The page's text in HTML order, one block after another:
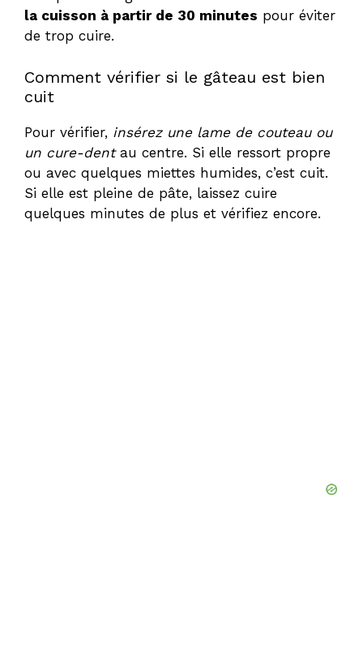
la cuisson à partir de 30 minutes pour éviter
de trop cuire.
Comment vérifier si le gâteau est bien
cuit
Pour vérifier, insérez une lame de couteau ou
un cure-dentau centre. Si elle ressort propre
ou avec quelques miettes humides, c’est cuit.
Si elle est pleine de pâte, laissez cuire
quelques minutes de plus et vérifiez encore.